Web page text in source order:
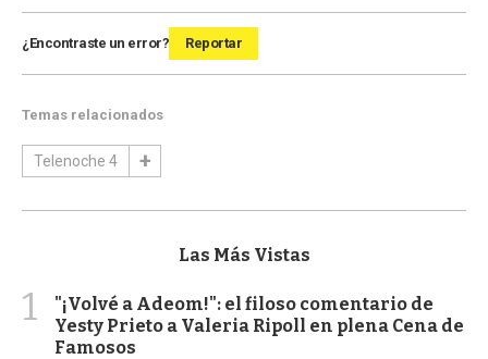
¿Encontraste un error? Reportar
Temas relacionados
Telenoche 4
Las Más Vistas
1
"¡Volvé a Adeom!": el filoso comentario de
Yesty Prieto a Valeria Ripoll en plena Cena de
Famosos